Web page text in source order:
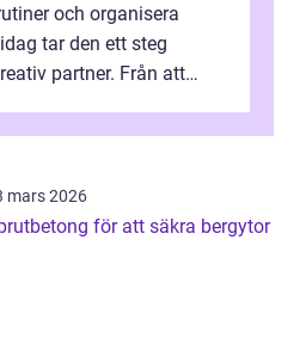
och organisera
tar den ett steg
partner. Från att
mars 2026
för att säkra bergytor